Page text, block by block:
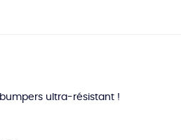
ultra-résistant !